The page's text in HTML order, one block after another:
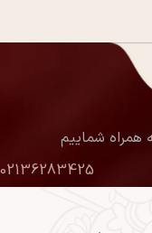
02136283425